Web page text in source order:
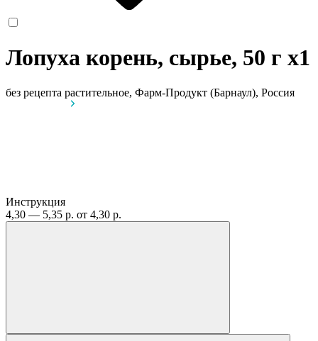
Лопуха корень, сырье, 50 г x1
без рецепта растительное, Фарм-Продукт (Барнаул), Россия
Инструкция
4,30 — 5,35 р. от 4,30 р.